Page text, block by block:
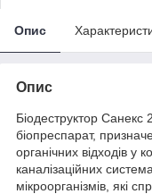
Опис
Опис
Біодеструктор
біопреспарат,
органічних відходів у
каналізаційних
мікроорганізмів, які